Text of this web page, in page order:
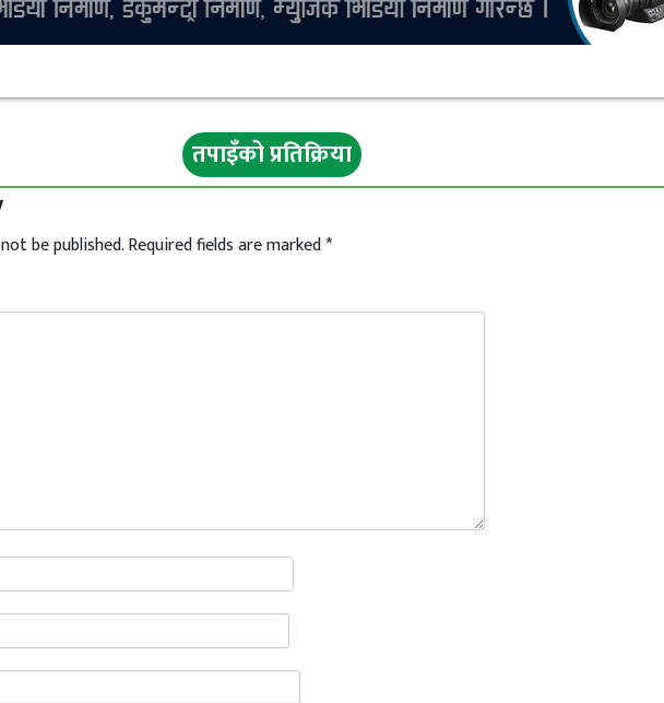
तपाइँको प्रतिक्रिया
be published.Required fields are marked*